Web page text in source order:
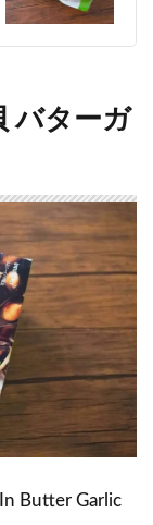
バターガ
Butter Garlic